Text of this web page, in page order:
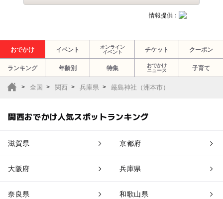
情報提供：
おでかけ イベント
オンライン
イベント
チケット クーポン
ランキング 年齢別 特集
おでかけ
ニュース
子育て
全国 関西 兵庫県 厳島神社（洲本市）
関西おでかけ人気スポットランキング
滋賀県 京都府
大阪府 兵庫県
奈良県 和歌山県